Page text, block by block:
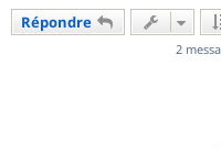
Répondre
2